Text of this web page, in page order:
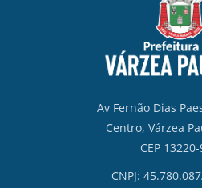
Av Fernão Dias
Centro, Várzea
CEP
CNPJ: